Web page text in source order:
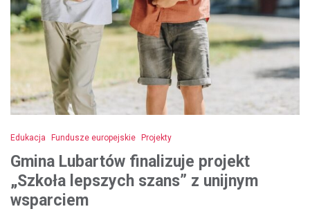
Edukacja Fundusze europejskie Projekty
Gmina Lubartów finalizuje projekt
„Szkoła lepszych szans” z unijnym
wsparciem